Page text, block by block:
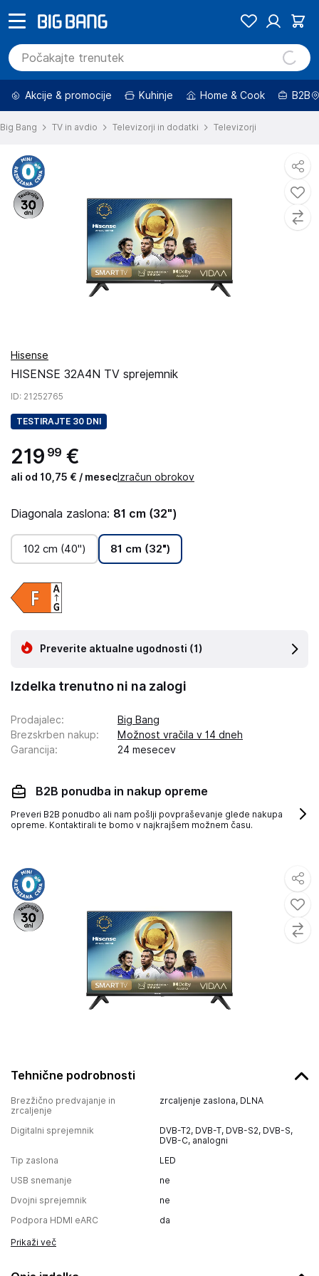
Akcije & promocije Kuhinje Home & Cook B2B
Big Bang TV in avdio Televizorji in dodatki Televizorji
Tehnične podrobnosti
Brezžično predvajanje in
zrcaljenje
zrcaljenje zaslona, DLNA
Digitalni sprejemnik
DVB-T2, DVB-T, DVB-S2, DVB-S,
DVB-C, analogni
Tip zaslona
LED
USB snemanje
ne
Dvojni sprejemnik
ne
Podpora HDMI eARC
da
Prikaži več
Hisense
HISENSE 32A4N TV sprejemnik
ID: 21252765
TESTIRAJTE 30 DNI
219 99 €
ali od 10,75 € / mesec Izračun obrokov
Diagonala zaslona: 81 cm (32")
102 cm (40") 81 cm (32")
Preverite aktualne ugodnosti (1)
Izdelka trenutno ni na zalogi
Prodajalec:
Big Bang
Brezskrben nakup:
Možnost vračila v 14 dneh
Garancija: 24 mesecev
B2B ponudba in nakup opreme
Preveri B2B ponudbo ali nam pošlji povpraševanje glede nakupa
opreme. Kontaktirali te bomo v najkrajšem možnem času.